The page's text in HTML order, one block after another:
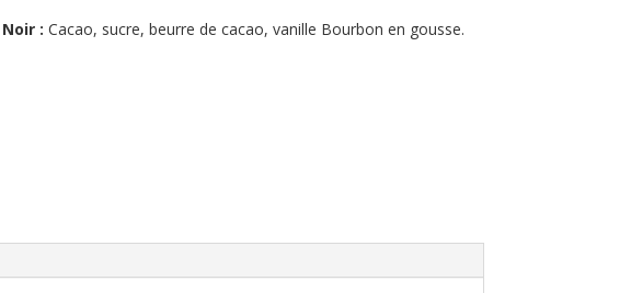
: Cacao, sucre, beurre de cacao, vanille Bourbon en gousse.